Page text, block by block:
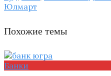
Юлмарт
Похожие темы
Банки